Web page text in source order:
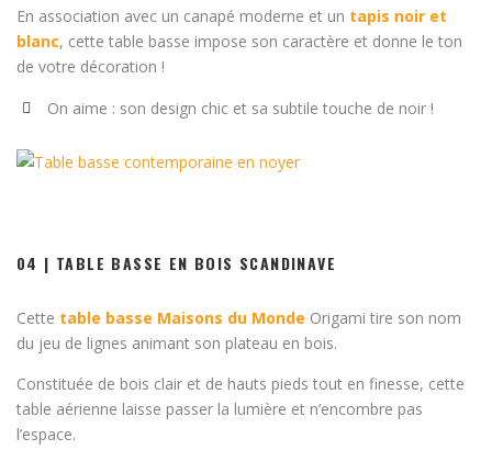
En association avec un canapé moderne et un tapis noir et
blanc, cette table basse impose son caractère et donne le ton
de votre décoration !
On aime : son design chic et sa subtile touche de noir !
04 | TABLE BASSE EN BOIS SCANDINAVE
Cette table basse Maisons du Monde Origami tire son nom
du jeu de lignes animant son plateau en bois.
Constituée de bois clair et de hauts pieds tout en finesse, cette
table aérienne laisse passer la lumière et n’encombre pas
l’espace.